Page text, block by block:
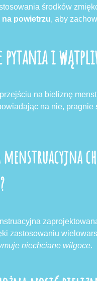
środków
powietrzu, aby
pytania i
na bieliznę
na nie,
menstruacyjna
zastosowaniu
niechciane wilgoce.